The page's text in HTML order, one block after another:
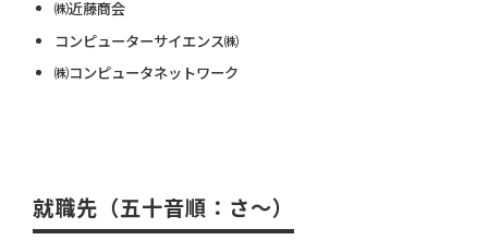
㈱近藤商会
コンピューターサイエンス㈱
㈱コンピュータネットワーク
就職先（五十音順：さ～）